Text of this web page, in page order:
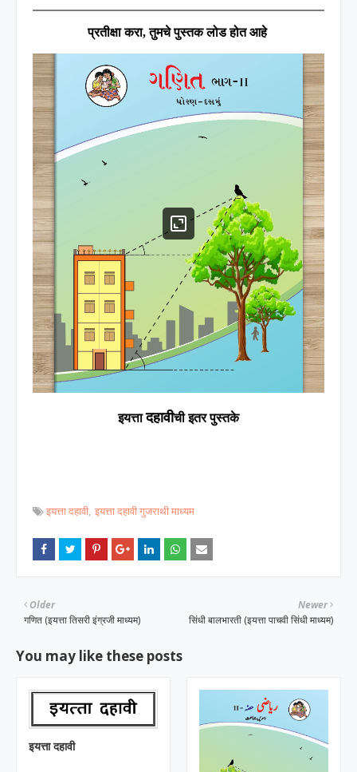
प्रतीक्षा करा,तुमचे पुस्तक लोड होत आहे
इयत्तादहावीची इतर पुस्तके
इयत्ता दहावी इयत्ता दहावी गुजराथी माध्यम
Newer
सिंधी बालभारती (इयत्ता पाचवी सिंधी माध्यम)
Older
गणित (इयत्ता तिसरी इंग्रजी माध्यम)
You may like these posts
इयत्ता दहावी